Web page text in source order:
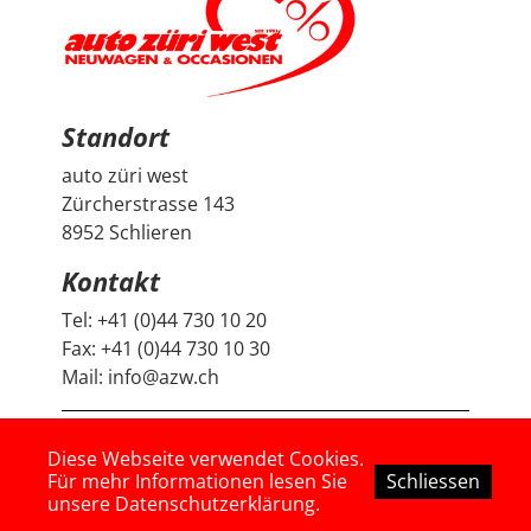
länger Ruhe haben. Das ist nicht selbstverständlich und
hat den positiven Eindruck nochmals verstärkt. Wir
freuen uns sehr über unseren Peugeot 2008 und
bedanken uns herzlich bei Auto Züri West sowie bei
Herrn Francesco Salerno für die angenehme Beratung,
den guten Austausch und den super Deal.
Standort
auto züri west
Zürcherstrasse 143
8952 Schlieren
Kontakt
Tel:+41 (0)44 730 10 20
Fax:+41 (0)44 730 10 30
Mail: info@azw.ch
Diese Webseite verwendet Cookies.
Für mehr Informationen lesen Sie
unsere Datenschutzerklärung.
Schliessen